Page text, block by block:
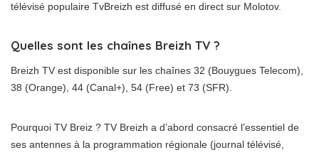
télévisé populaire TvBreizh est diffusé en direct sur Molotov.
Quelles sont les chaînes Breizh TV ?
Breizh TV est disponible sur les chaînes 32 (Bouygues Telecom),
38 (Orange), 44 (Canal+), 54 (Free) et 73 (SFR).
Pourquoi TV Breiz ? TV Breizh a d’abord consacré l’essentiel de
ses antennes à la programmation régionale (journal télévisé,